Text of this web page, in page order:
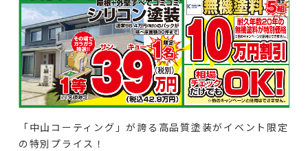
「中山コーティング」が誇る高品質塗装がイベント限定
の特別プライス！